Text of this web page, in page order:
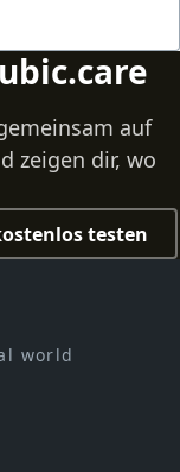
auf
zeigen dir, wo
testen
world